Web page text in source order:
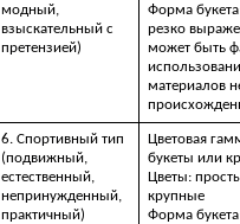
модный,
взыскательный с
претензией)
Форма
резко
может быть
материалов
6. Спортивный тип
(подвижный,
естественный,
непринужденный,
практичный)
Цветовая
букеты или
Цветы:
крупные
Форма